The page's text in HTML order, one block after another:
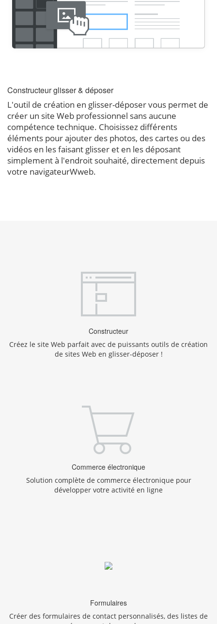
Constructeur glisser & déposer
L'outil de création en glisser-déposer vous permet de
créer un site Web professionnel sans aucune
compétence technique. Choisissez différents
éléments pour ajouter des photos, des cartes ou des
vidéos en les faisant glisser et en les déposant
simplement à l'endroit souhaité, directement depuis
votre navigateurWweb.
Constructeur
Créez le site Web parfait avec de puissants outils de création
de sites Web en glisser-déposer !
Commerce électronique
Solution complète de commerce électronique pour
développer votre activité en ligne
Formulaires
Créer des formulaires de contact personnalisés, des listes de